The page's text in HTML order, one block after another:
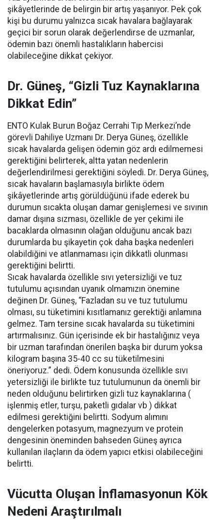
şikâyetlerinde de belirgin bir artış yaşanıyor. Pek çok
kişi bu durumu yalnızca sıcak havalara bağlayarak
geçici bir sorun olarak değerlendirse de uzmanlar,
ödemin bazı önemli hastalıkların habercisi
olabileceğine dikkat çekiyor.
Dr. Güneş, “Gizli Tuz Kaynaklarına
Dikkat Edin”
ENTO Kulak Burun Boğaz Cerrahi Tıp Merkezi’nde
görevli Dahiliye Uzmanı Dr. Derya Güneş, özellikle
sıcak havalarda gelişen ödemin göz ardı edilmemesi
gerektiğini belirterek, altta yatan nedenlerin
değerlendirilmesi gerektiğini söyledi. Dr. Derya Güneş,
sıcak havaların başlamasıyla birlikte ödem
şikâyetlerinde artış görüldüğünü ifade ederek bu
durumun sıcakta oluşan damar genişlemesi ve sıvının
damar dışına sızması, özellikle de yer çekimi ile
bacaklarda olmasının olağan olduğunu ancak bazı
durumlarda bu şikayetin çok daha başka nedenleri
olabildiğini ve atlanmaması için dikkatli olunması
gerektiğini belirtti.
Sıcak havalarda özellikle sıvı yetersizliği ve tuz
tutulumu açısından uyanık olmamızın önemine
değinen Dr. Güneş, “Fazladan su ve tuz tutulumu
olması, su tüketimini kısıtlamanız gerektiği anlamına
gelmez. Tam tersine sıcak havalarda su tüketimini
artırmalısınız. Gün içerisinde ek bir hastalığınız veya
bir uzman tarafından önerilen başka bir durum yoksa
kilogram başına 35-40 cc su tüketilmesini
öneriyoruz.” dedi. Ödem konusunda özellikle sıvı
yetersizliği ile birlikte tuz tutulumunun da önemli bir
neden olduğunu belirtirken gizli tuz kaynaklarına (
işlenmiş etler, turşu, paketli gıdalar vb ) dikkat
edilmesi gerektiğini belirtti. Sodyum alımını
dengelerken potasyum, magnezyum ve protein
dengesinin öneminden bahseden Güneş ayrıca
kullanılan ilaçların da ödem yapıcı etkisi olabileceğini
belirtti.
Vücutta Oluşan İnflamasyonun Kök
Nedeni Araştırılmalı